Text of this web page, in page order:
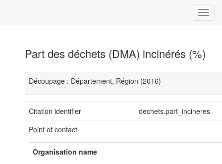
Part des déchets (DMA) incinérés (%)
Découpage : Département, Région (2016)
Citation identifier
dechets.part_incineres
Point of contact
Organisation name